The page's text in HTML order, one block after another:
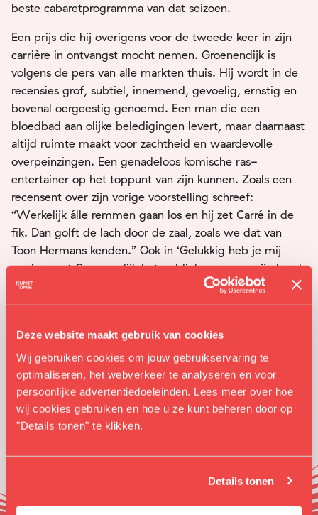
Deze website maakt gebruik van cookies
Wij gebruiken cookies om jouw gebruikservaring te
optimaliseren, het webverkeer te analyseren en voor
persoonlijke advertentiedoeleinden. Lees meer over hoe
wij cookies gebruiken en hoe u ze kunt beheren door op
"Details tonen" te klikken.
Details tonen
beste cabaretprogramma van dat seizoen.
Een prijs die hij overigens voor de tweede keer in zijn
carrière in ontvangst mocht nemen. Groenendijk is
volgens de pers van alle markten thuis. Hij wordt in de
recensies grof, subtiel, innemend, gevoelig, ernstig en
bovenal oergeestig genoemd. Een man die een
bloedbad aan olijke beledigingen levert, maar daarnaast
altijd ruimte maakt voor zachtheid en waardevolle
overpeinzingen. Een genadeloos komische ras-
entertainer op het toppunt van zijn kunnen. Zoals een
recensent over zijn vorige voorstelling schreef:
“Werkelijk álle remmen gaan los en hij zet Carré in de
fik. Dan golft de lach door de zaal, zoals we dat van
Toon Hermans kenden.” Ook in ‘Gelukkig heb je mij
nog’ neemt Groenendijk het publiek weer aan zijn hand
mee door zijn leven. Een kleurrijk leven waarin altijd wel
een brandje te blussen valt.